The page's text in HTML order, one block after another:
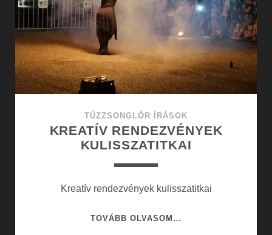
TŰZZSONGLŐR ÍRÁSOK
KREATÍV RENDEZVÉNYEK
KULISSZATITKAI
Kreatív rendezvények kulisszatitkai
TOVÁBB OLVASOM…